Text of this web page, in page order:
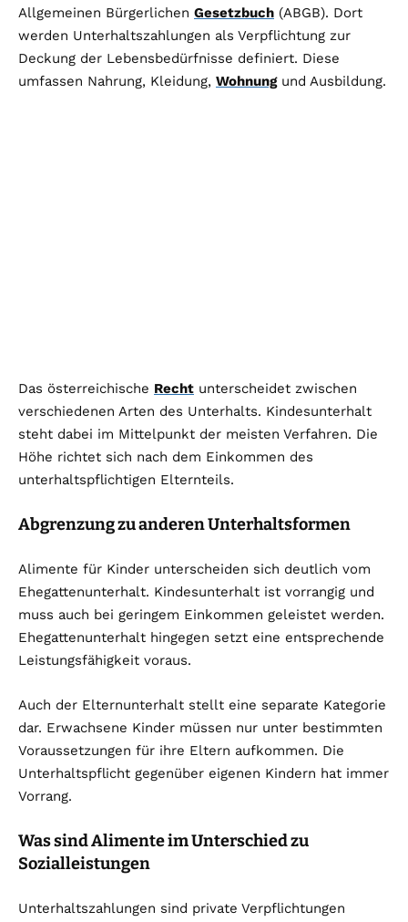
Allgemeinen Bürgerlichen Gesetzbuch (ABGB). Dort
werden Unterhaltszahlungen als Verpflichtung zur
Deckung der Lebensbedürfnisse definiert. Diese
umfassen Nahrung, Kleidung, Wohnungund Ausbildung.
Das österreichische Recht unterscheidet zwischen
verschiedenen Arten des Unterhalts. Kindesunterhalt
steht dabei im Mittelpunkt der meisten Verfahren. Die
Höhe richtet sich nach dem Einkommen des
unterhaltspflichtigen Elternteils.
Abgrenzung zu anderen Unterhaltsformen
Alimente für Kinder unterscheiden sich deutlich vom
Ehegattenunterhalt. Kindesunterhalt ist vorrangig und
muss auch bei geringem Einkommen geleistet werden.
Ehegattenunterhalt hingegen setzt eine entsprechende
Leistungsfähigkeit voraus.
Auch der Elternunterhalt stellt eine separate Kategorie
dar. Erwachsene Kinder müssen nur unter bestimmten
Voraussetzungen für ihre Eltern aufkommen. Die
Unterhaltspflicht gegenüber eigenen Kindern hat immer
Vorrang.
Was sind Alimente im Unterschied zu
Sozialleistungen
Unterhaltszahlungen sind private Verpflichtungen